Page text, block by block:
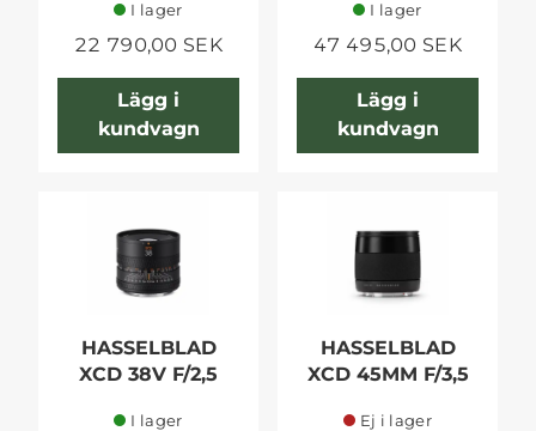
I lager
22 790,00 SEK
Lägg i
kundvagn
I lager
47 495,00 SEK
Lägg i
kundvagn
HASSELBLAD
XCD 38V F/2,5
I lager
HASSELBLAD
XCD 45MM F/3,5
Ej i lager